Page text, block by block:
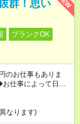
群！思い
ブランクOK
のお仕事もありま
仕事によって日給も
なります)